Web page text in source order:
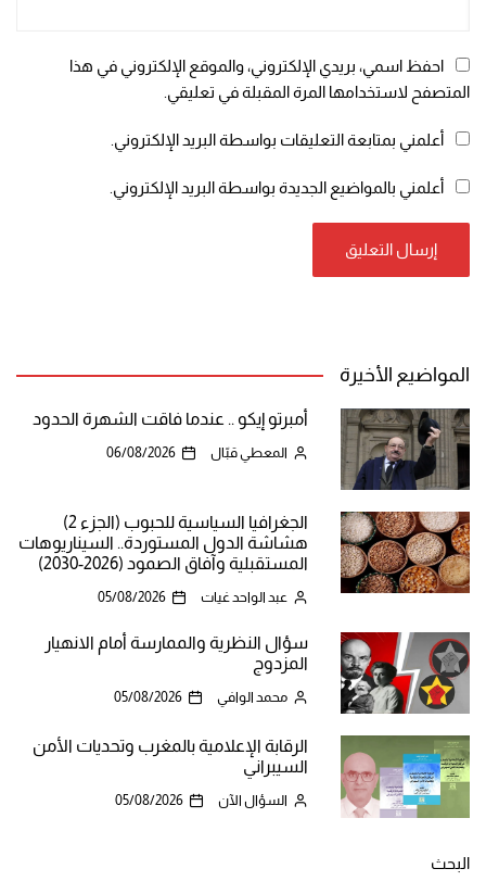
احفظ اسمي، بريدي الإلكتروني، والموقع الإلكتروني في هذا
المتصفح لاستخدامها المرة المقبلة في تعليقي.
أعلمني بمتابعة التعليقات بواسطة البريد الإلكتروني.
أعلمني بالمواضيع الجديدة بواسطة البريد الإلكتروني.
المواضيع الأخيرة
أمبرتو إيكو .. عندما فاقت الشهرة الحدود
المعطي قبّال 06/08/2026
الجغرافيا السياسية للحبوب (الجزء 2)
هشاشة الدول المستوردة.. السيناريوهات
المستقبلية وآفاق الصمود (2026-2030)
عبد الواحد غيات 05/08/2026
سؤال النظرية والممارسة أمام الانهيار
المزدوج
محمد الوافي 05/08/2026
الرقابة الإعلامية بالمغرب وتحديات الأمن
السيبراني
السؤال الآن 05/08/2026
البحث